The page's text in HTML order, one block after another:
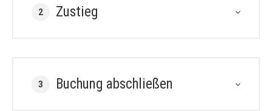
2 Zustieg
3 Buchung abschließen